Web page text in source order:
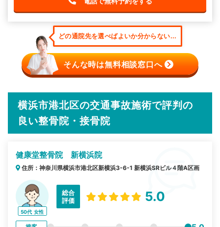
どの通院先を選べばよいか分からない...
そんな時は無料相談窓口へ
横浜市港北区の交通事故施術で評判の
良い整骨院・接骨院
健康堂整骨院 新横浜院
住所：神奈川県横浜市港北区新横浜3-6-1 新横浜SRビル４階A区画
50代 女性
総合
評価
5.0